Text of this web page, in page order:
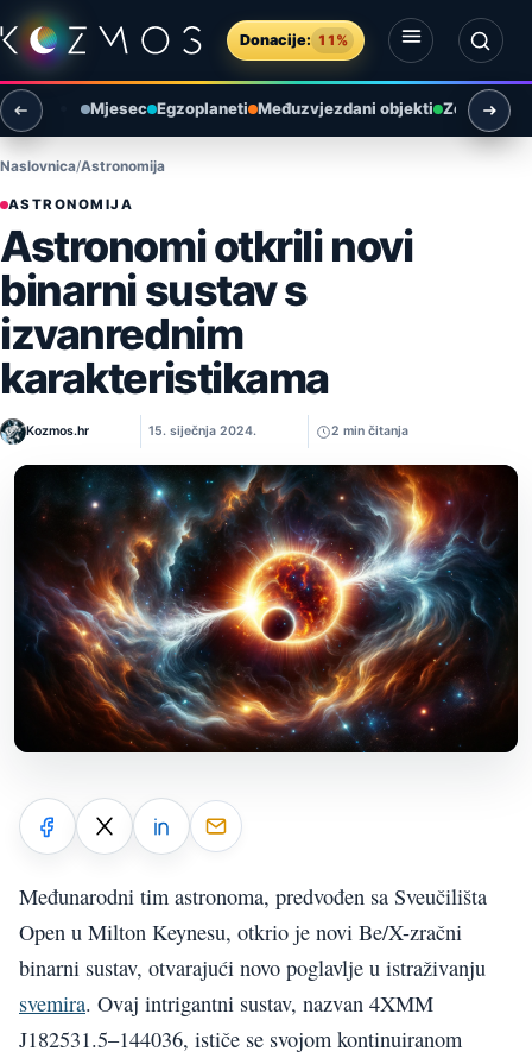
Preskoči na sadržaj
Donacije: 11%
Otvori izbornik
Otvori pretragu
Mjesec Egzoplaneti Međuzvjezdani objekti Zemlja i
Naslovnica Astronomija
ASTRONOMIJA
Astronomi otkrili novi
binarni sustav s
izvanrednim
karakteristikama
Kozmos.hr 15. siječnja 2024. 2 min čitanja
Međunarodni tim astronoma, predvođen sa Sveučilišta
Open u Milton Keynesu, otkrio je novi Be/X-zračni
binarni sustav, otvarajući novo poglavlje u istraživanju
svemira. Ovaj intrigantni sustav, nazvan 4XMM
J182531.5–144036, ističe se svojom kontinuiranom